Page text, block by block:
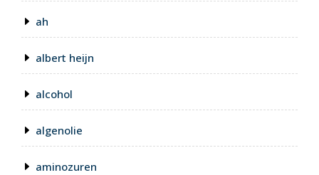
ah
albert heijn
alcohol
algenolie
aminozuren